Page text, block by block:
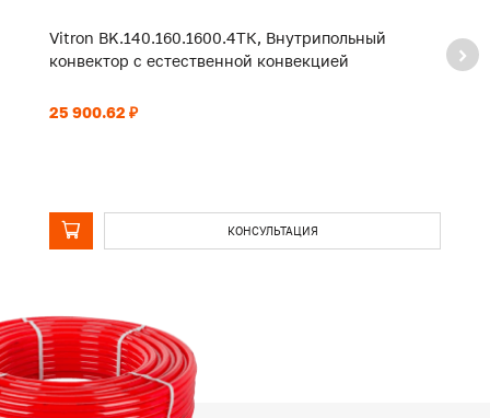
Vitron BK.140.160.1600.4ТК, Внутрипольный
конвектор с естественной конвекцией
25 900.62 ₽
КОНСУЛЬТАЦИЯ